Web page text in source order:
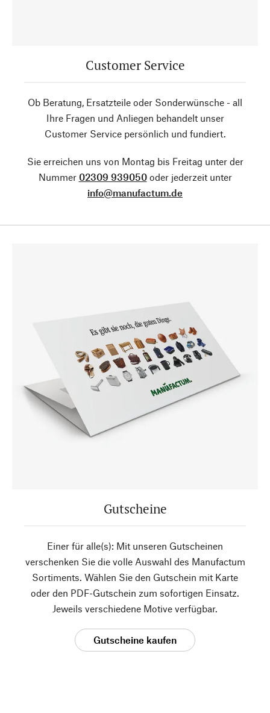
Customer Service
Ob Beratung, Ersatzteile oder Sonderwünsche - all
Ihre Fragen und Anliegen behandelt unser
Customer Service persönlich und fundiert.
Sie erreichen uns von Montag bis Freitag unter der
Nummer 02309 939050oder jederzeit unter
info@manufactum.de
Gutscheine
Einer für alle(s): Mit unseren Gutscheinen
verschenken Sie die volle Auswahl des Manufactum
Sortiments. Wählen Sie den Gutschein mit Karte
oder den PDF-Gutschein zum sofortigen Einsatz.
Jeweils verschiedene Motive verfügbar.
Gutscheine kaufen